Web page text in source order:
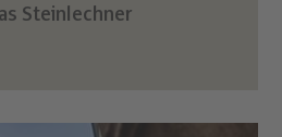
Steinlechner